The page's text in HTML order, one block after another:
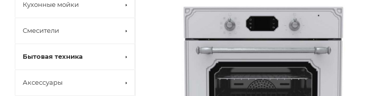
Кухонные мойки
Смесители
Бытовая техника
Аксессуары